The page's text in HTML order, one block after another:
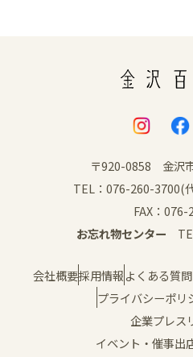
〒920-0858 金沢
TEL：076-260-3700(
FAX：076-
お忘れ物センター
会社概要採用情報よくある質問
プライバシーポリ
企業プレス
イベント・催事出